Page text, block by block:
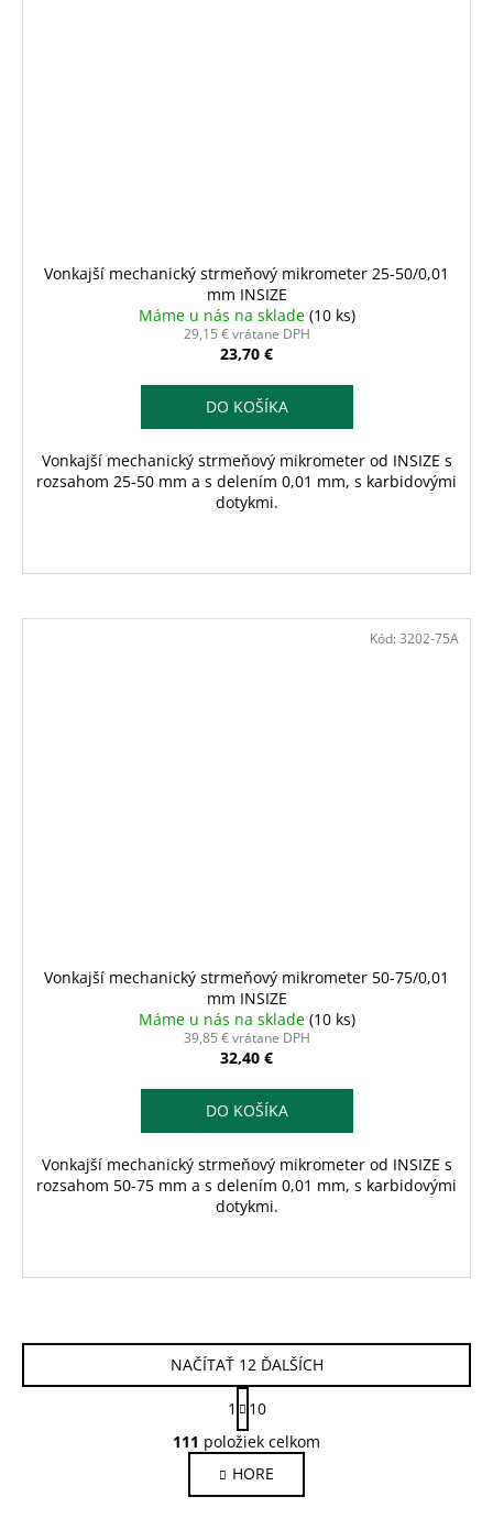
Vonkajší mechanický strmeňový mikrometer 25-50/0,01
mm INSIZE
Máme u nás na sklade (10 ks)
29,15 € vrátane DPH
23,70 €
DO KOŠÍKA
Vonkajší mechanický strmeňový mikrometer od INSIZE s
rozsahom 25-50 mm a s delením 0,01 mm, s karbidovými
dotykmi.
Vonkajší mechanický strmeňový mikrometer 50-75/0,01
mm INSIZE
Máme u nás na sklade (10 ks)
39,85 € vrátane DPH
32,40 €
DO KOŠÍKA
Vonkajší mechanický strmeňový mikrometer od INSIZE s
rozsahom 50-75 mm a s delením 0,01 mm, s karbidovými
dotykmi.
Kód: 3202-75A
O
v
l
á
NAČÍTAŤ 12 ĎALŠÍCH
S
t
r
á
n
k
1
10
111 položiek celkom
HORE